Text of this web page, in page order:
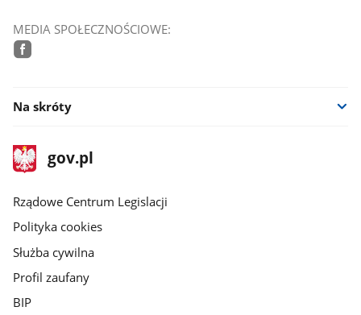
MEDIA SPOŁECZNOŚCIOWE:
Na skróty
stopka
gov.plStrona
gov.pl
Rządowe Centrum Legislacji
Polityka cookies
Służba cywilna
Profil zaufany
BIP